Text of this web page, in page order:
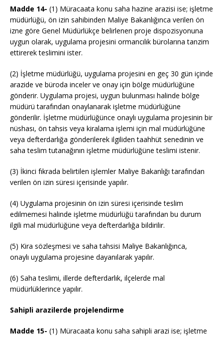
Madde 14- (1) Müracaata konu saha hazine arazisi ise; işletme
müdürlüğü, ön izin sahibinden Maliye Bakanlığınca verilen ön
izne göre Genel Müdürlükçe belirlenen proje dispozisyonuna
uygun olarak, uygulama projesini ormancılık bürolarına tanzim
ettirerek teslimini ister.
(2) İşletme müdürlüğü, uygulama projesini en geç 30 gün içinde
arazide ve büroda inceler ve onay için bölge müdürlüğüne
gönderir. Uygulama projesi, uygun bulunması halinde bölge
müdürü tarafından onaylanarak işletme müdürlüğüne
gönderilir. İşletme müdürlüğünce onaylı uygulama projesinin bir
nüshası, ön tahsis veya kiralama işlemi için mal müdürlüğüne
veya defterdarlığa gönderilerek ilgiliden taahhüt senedinin ve
saha teslim tutanağının işletme müdürlüğüne teslimi istenir.
(3) İkinci fıkrada belirtilen işlemler Maliye Bakanlığı tarafından
verilen ön izin süresi içerisinde yapılır.
(4) Uygulama projesinin ön izin süresi içerisinde teslim
edilmemesi halinde işletme müdürlüğü tarafından bu durum
ilgili mal müdürlüğüne veya defterdarlığa bildirilir.
(5) Kira sözleşmesi ve saha tahsisi Maliye Bakanlığınca,
onaylı uygulama projesine dayanılarak yapılır.
(6) Saha teslimi, illerde defterdarlık, ilçelerde mal
müdürlüklerince yapılır.
Sahipli arazilerde projelendirme
Madde 15- (1) Müracaata konu saha sahipli arazi ise; işletme